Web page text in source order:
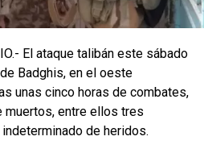
El ataque talibán este sábado
Badghis, en el oeste
unas cinco horas de combates,
muertos, entre ellos tres
de heridos.